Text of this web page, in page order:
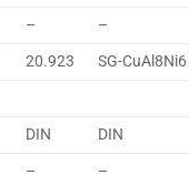
–
–
20.923
SG-CuAl8Ni6
DIN
DIN
–
–